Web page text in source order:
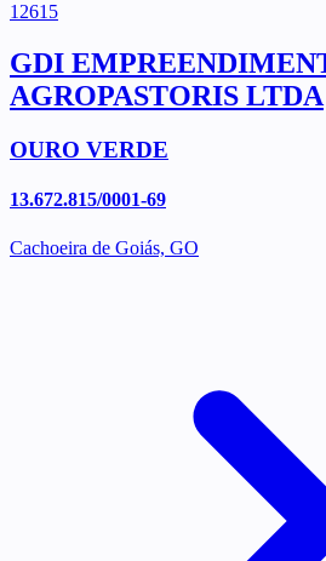
12615
GDI
AGROPASTORIS LTDA
OURO VERDE
13.672.815/0001-69
Cachoeira de Goiás, GO